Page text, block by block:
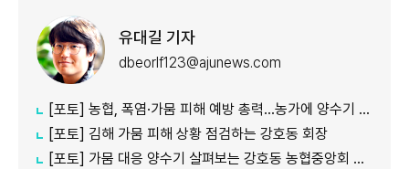
유대길 기자
dbeorlf123@ajunews.com
[포토] 농협, 폭염·가뭄 피해 예방 총력…농가에 양수기 지원
[포토] 김해 가뭄 피해 상황 점검하는 강호동 회장
[포토] 가뭄 대응 양수기 살펴보는 강호동 농협중앙회 회장